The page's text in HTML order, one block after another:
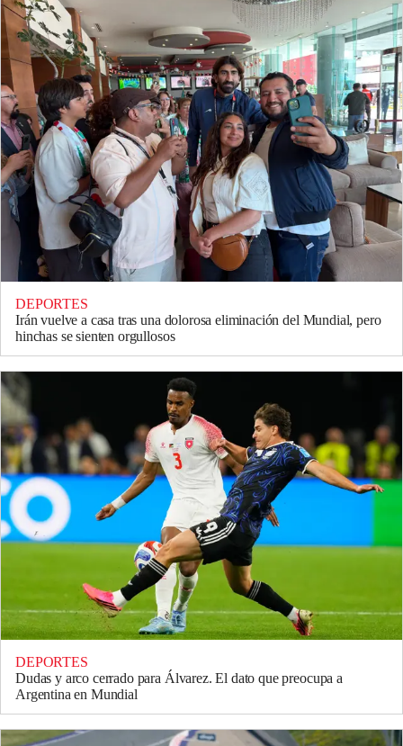
DEPORTES
Irán vuelve a casa tras una dolorosa eliminación del Mundial, pero
hinchas se sienten orgullosos
DEPORTES
Dudas y arco cerrado para Álvarez. El dato que preocupa a
Argentina en Mundial